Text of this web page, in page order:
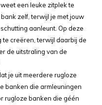
een leuke zitplek te
zelf, terwijl je met jouw
aanleunt. Op deze
creëren, terwijl daarbij de
de uitstraling van de
je uit meerdere rugloze
banken die armleuningen
rugloze banken die géén